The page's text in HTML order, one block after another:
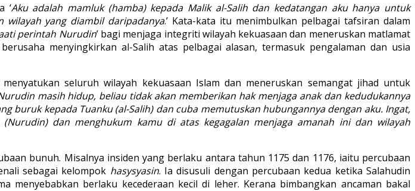
‘Aku adalah mamluk (hamba) kepada Malik al-Salih dan kedatangan aku hanya untuk
yang diambil daripadanya.’ Kata-kata itu menimbulkan pelbagai tafsiran dalam
perintah Nurudin’ bagi menjaga integriti wilayah kekuasaan dan meneruskan matlamat
menyingkirkan al-Salih atas pelbagai alasan, termasuk pengalaman dan usia
seluruh wilayah kekuasaan Islam dan meneruskan semangat jihad untuk
masih hidup, beliau tidak akan memberikan hak menjaga anak dan kedudukannya
buruk kepada Tuanku (al-Salih) dan cuba memutuskan hubungannya dengan aku. Ingat,
dan menghukum kamu di atas kegagalan menjaga amanah ini dan wilayah
bunuh. Misalnya insiden yang berlaku antara tahun 1175 dan 1176, iaitu percubaan
sebagai kelompok hasysyasin. Ia disusuli dengan percubaan kedua ketika Salahudin
berlaku kecederaan kecil di leher. Kerana bimbangkan ancaman bakal